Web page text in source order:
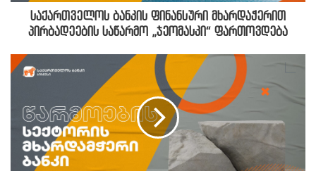
საქართველოს ბანკის ფინანსური მხარდაჭერით
პირბადეების საწარმო „ჯეომასკი“ ფართოვდება